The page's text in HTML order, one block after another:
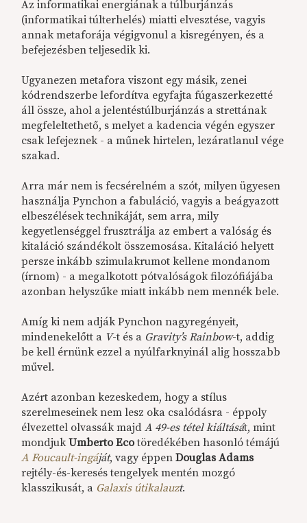
Az informatikai energiának a túlburjánzás
(informatikai túlterhelés) miatti elvesztése, vagyis
annak metaforája végigvonul a kisregényen, és a
befejezésben teljesedik ki.
Ugyanezen metafora viszont egy másik, zenei
kódrendszerbe lefordítva egyfajta fúgaszerkezetté
áll össze, ahol a jelentéstúlburjánzás a strettának
megfeleltethető, s melyet a kadencia végén egyszer
csak lefejeznek - a műnek hirtelen, lezáratlanul vége
szakad.
Arra már nem is fecsérelném a szót, milyen ügyesen
használja Pynchon a fabuláció, vagyis a beágyazott
elbeszélések technikáját, sem arra, mily
kegyetlenséggel frusztrálja az embert a valóság és
kitaláció szándékolt összemosása. Kitaláció helyett
persze inkább szimulakrumot kellene mondanom
(írnom) - a megalkotott pótvalóságok filozófiájába
azonban helyszűke miatt inkább nem mennék bele.
Amíg ki nem adják Pynchon nagyregényeit,
mindenekelőtt a V-t és a Gravity’s Rainbow-t, addig
be kell érnünk ezzel a nyúlfarknyinál alig hosszabb
művel.
Azért azonban kezeskedem, hogy a stílus
szerelmeseinek nem lesz oka csalódásra - éppoly
élvezettel olvassák majdA 49-es tétel kiáltását, mint
mondjukUmberto Ecotöredékében hasonló témájú
A Foucault-ingáját, vagy éppenDouglas Adams
rejtély-és-keresés tengelyek mentén mozgó
klasszikusát, a Galaxis útikalauzt.